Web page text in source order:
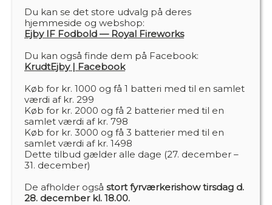
Du kan se det store udvalg på deres
hjemmeside og webshop:
Ejby IF Fodbold — Royal Fireworks
Du kan også finde dem på Facebook:
KrudtEjby | Facebook
Køb for kr. 1000 og få 1 batteri med til en samlet
værdi af kr. 299
Køb for kr. 2000 og få 2 batterier med til en
samlet værdi af kr. 798
Køb for kr. 3000 og få 3 batterier med til en
samlet værdi af kr. 1498
Dette tilbud gælder alle dage (27. december –
31. december)
De afholder også stort fyrværkerishow tirsdag d.
28. december kl. 18.00.